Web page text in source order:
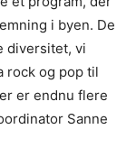
i byen. De
diversitet, vi
rock og pop til
er endnu flere
Sanne